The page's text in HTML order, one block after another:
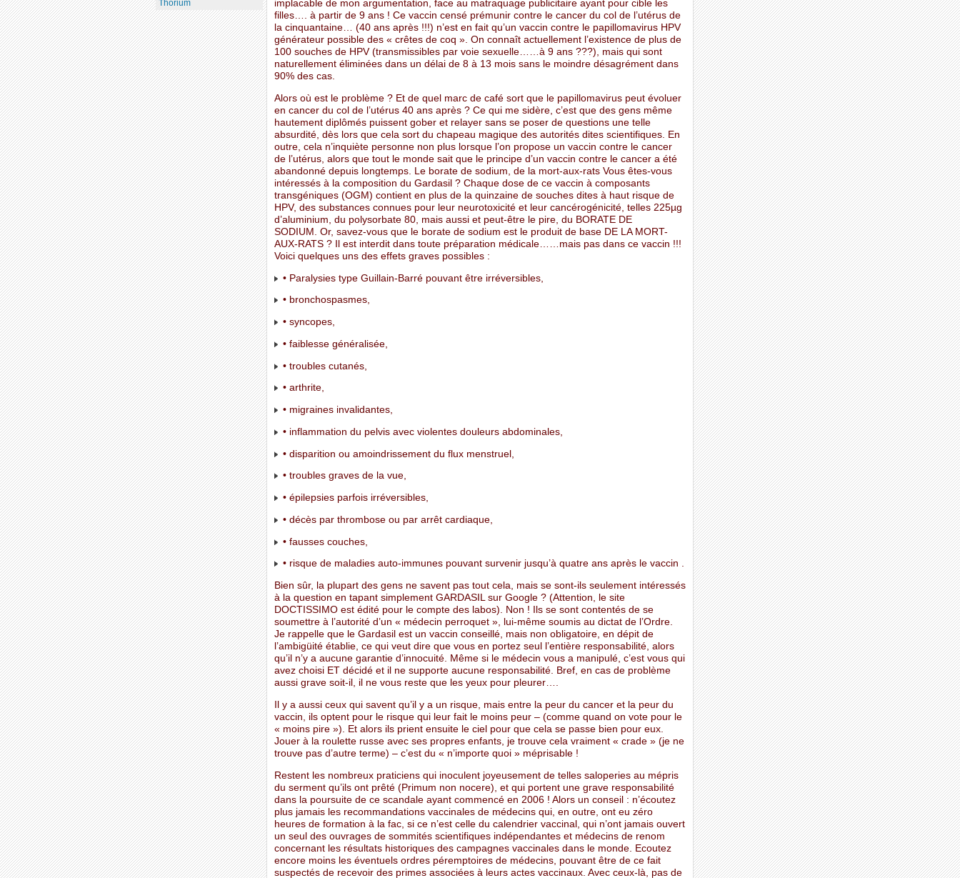
implacable de mon argumentation, face au matraquage publicitaire ayant pour cible les
filles…. à partir de 9 ans ! Ce vaccin censé prémunir contre le cancer du col de l’utérus de
la cinquantaine… (40 ans après !!!) n’est en fait qu’un vaccin contre le papillomavirus HPV
générateur possible des « crêtes de coq ». On connaît actuellement l’existence de plus de
100 souches de HPV (transmissibles par voie sexuelle……à 9 ans ???), mais qui sont
naturellement éliminées dans un délai de 8 à 13 mois sans le moindre désagrément dans
90% des cas.
Alors où est le problème ? Et de quel marc de café sort que le papillomavirus peut évoluer
en cancer du col de l’utérus 40 ans après ? Ce qui me sidère, c’est que des gens même
hautement diplômés puissent gober et relayer sans se poser de questions une telle
absurdité, dès lors que cela sort du chapeau magique des autorités dites scientifiques. En
outre, cela n’inquiète personne non plus lorsque l’on propose un vaccin contre le cancer
de l’utérus, alors que tout le monde sait que le principe d’un vaccin contre le cancer a été
abandonné depuis longtemps. Le borate de sodium, de la mort-aux-rats Vous êtes-vous
intéressés à la composition du Gardasil ? Chaque dose de ce vaccin à composants
transgéniques (OGM) contient en plus de la quinzaine de souches dites à haut risque de
HPV, des substances connues pour leur neurotoxicité et leur cancérogénicité, telles 225µg
d’aluminium, du polysorbate 80, mais aussi et peut-être le pire, du BORATE DE
SODIUM. Or, savez-vous que le borate de sodium est le produit de base DE LA MORT-
AUX-RATS ? Il est interdit dans toute préparation médicale……mais pas dans ce vaccin !!!
Voici quelques uns des effets graves possibles :
• Paralysies type Guillain-Barré pouvant être irréversibles,
• bronchospasmes,
• syncopes,
• faiblesse généralisée,
• troubles cutanés,
• arthrite,
• migraines invalidantes,
• inflammation du pelvis avec violentes douleurs abdominales,
• disparition ou amoindrissement du flux menstruel,
• troubles graves de la vue,
• épilepsies parfois irréversibles,
• décès par thrombose ou par arrêt cardiaque,
• fausses couches,
• risque de maladies auto-immunes pouvant survenir jusqu’à quatre ans après le vaccin .
Bien sûr, la plupart des gens ne savent pas tout cela, mais se sont-ils seulement intéressés
à la question en tapant simplement GARDASIL sur Google ? (Attention, le site
DOCTISSIMO est édité pour le compte des labos). Non ! Ils se sont contentés de se
soumettre à l’autorité d’un « médecin perroquet », lui-même soumis au dictat de l’Ordre.
Je rappelle que le Gardasil est un vaccin conseillé, mais non obligatoire, en dépit de
l’ambigüité établie, ce qui veut dire que vous en portez seul l’entière responsabilité, alors
qu’il n’y a aucune garantie d’innocuité. Même si le médecin vous a manipulé, c’est vous qui
avez choisi ET décidé et il ne supporte aucune responsabilité. Bref, en cas de problème
aussi grave soit-il, il ne vous reste que les yeux pour pleurer….
Il y a aussi ceux qui savent qu’il y a un risque, mais entre la peur du cancer et la peur du
vaccin, ils optent pour le risque qui leur fait le moins peur – (comme quand on vote pour le
« moins pire »). Et alors ils prient ensuite le ciel pour que cela se passe bien pour eux.
Jouer à la roulette russe avec ses propres enfants, je trouve cela vraiment « crade » (je ne
trouve pas d’autre terme) – c’est du « n’importe quoi » méprisable !
Restent les nombreux praticiens qui inoculent joyeusement de telles saloperies au mépris
du serment qu’ils ont prêté (Primum non nocere), et qui portent une grave responsabilité
dans la poursuite de ce scandale ayant commencé en 2006 ! Alors un conseil : n’écoutez
plus jamais les recommandations vaccinales de médecins qui, en outre, ont eu zéro
heures de formation à la fac, si ce n’est celle du calendrier vaccinal, qui n’ont jamais ouvert
un seul des ouvrages de sommités scientifiques indépendantes et médecins de renom
concernant les résultats historiques des campagnes vaccinales dans le monde. Ecoutez
encore moins les éventuels ordres péremptoires de médecins, pouvant être de ce fait
suspectés de recevoir des primes associées à leurs actes vaccinaux. Avec ceux-là, pas de
Thorium